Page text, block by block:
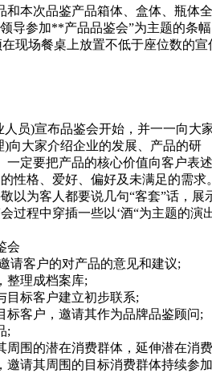
次品鉴产品箱体、盒体、瓶体全
加**产品品鉴会”为主题的条幅
场餐桌上放置不低于座位数的宣
)宣布品鉴会开始，并一一向大家
大家介绍企业的发展、产品的研
要把产品的核心价值向客户表述
格、爱好、偏好及未满足的需求。
为客人都要说几句“客套”话，展
程中穿插一些以‘酒“为主题的演
会
客户的对产品的意见和建议;
理成档案库;
标客户建立初步联系;
客户，邀请其作为品牌品鉴顾问;
;
围的潜在消费群体，延伸潜在消
请其周围的目标消费群体持续参